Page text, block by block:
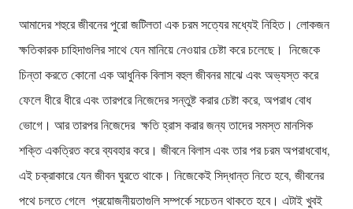
আমাদের শহুরে জীবনের পুরো জটিলতা এক চরম সত্যের মধ্যেই নিহিত। লোকজন
ক্ষতিকারক চাহিদাগুলির সাথে যেন মানিয়ে নেওয়ার চেষ্টা করে চলেছে। নিজেকে
চিন্তা করতে কোনো এক আধুনিক বিলাস বহুল জীবনর মাঝে এবং অভ্যস্ত করে
ফেলে ধীরে ধীরে এবং তারপরে নিজেদের সন্তুষ্ট করার চেষ্টা করে, অপরাধ বোধ
ভোগে। আর তারপর নিজেদের ক্ষতি হ্রাস করার জন্য তাদের সমস্ত মানসিক
শক্তি একত্রিত করে ব্যবহার করে। জীবনে বিলাস এবং তার পর চরম অপরাধবোধ,
এই চক্রাকারে যেন জীবন ঘুরতে থাকে। নিজেকেই সিদ্ধান্ত নিতে হবে, জীবনের
পথে চলতে গেলে প্রয়োজনীয়তাগুলি সম্পর্কে সচেতন থাকতে হবে। এটাই খুবই